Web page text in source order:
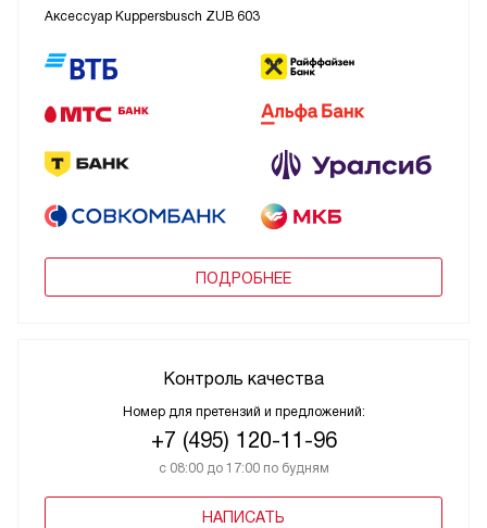
Аксессуар Kuppersbusch ZUB 603
ПОДРОБНЕЕ
Контроль качества
Номер для претензий и предложений:
+7 (495) 120-11-96
с 08:00 до 17:00 по будням
НАПИСАТЬ